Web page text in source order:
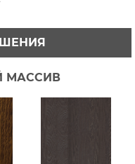
МАССИВ